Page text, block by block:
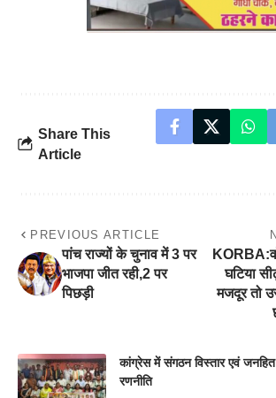
Share This
Article
PREVIOUS ARTICLE
पांच राज्यों के चुनाव में 3 पर
भाजपा जीत रही,2 पर
पिछड़ी
घटिया
मजदूर तो
कांग्रेस में संगठन विस्तार एवं जनहित
रणनीति